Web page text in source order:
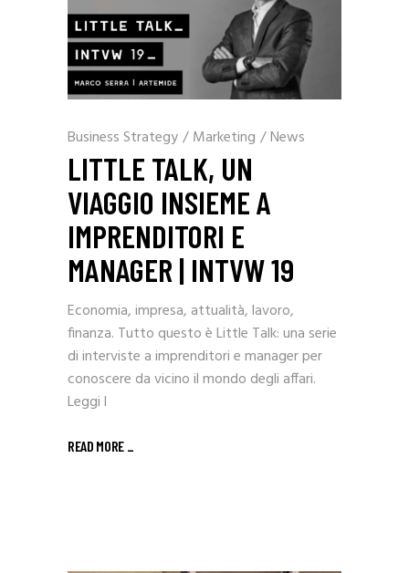
Business Strategy/ Marketing /News
LITTLE TALK, UN
VIAGGIO INSIEME A
IMPRENDITORI E
MANAGER | INTVW 19
Economia, impresa, attualità, lavoro,
finanza. Tutto questo è Little Talk: una serie
di interviste a imprenditori e manager per
conoscere da vicino il mondo degli affari.
Leggi l
READ MORE _